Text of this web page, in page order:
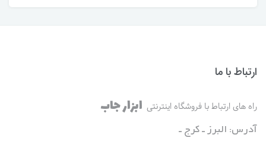
ارتباط با ما
راه های ارتباط با فروشگاه اینترنتی ابزار جاب
آدرس: البرز ـ کرج ـ